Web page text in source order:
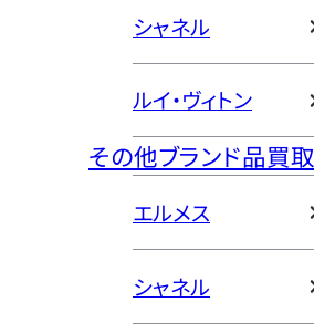
シャネル
ルイ・ヴィトン
その他ブランド品買取
エルメス
シャネル